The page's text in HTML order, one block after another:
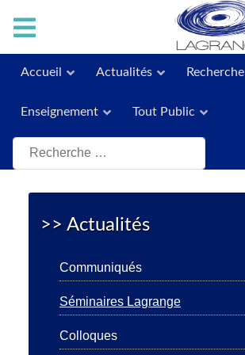
Accueil Actualités Recherche
Enseignement Tout Public
Rechercher
>> Actualités
Communiqués
Séminaires Lagrange
Colloques